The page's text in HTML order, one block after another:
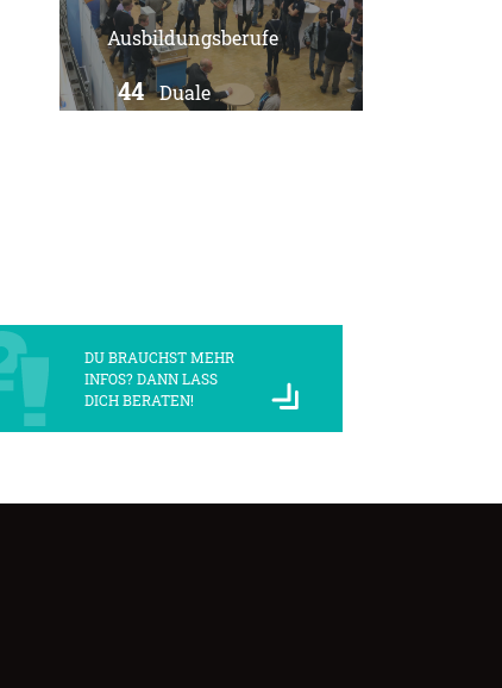
Ausbildungsberufe
44 Duale
DU BRAUCHST MEHR
INFOS? DANN LASS
DICH BERATEN!